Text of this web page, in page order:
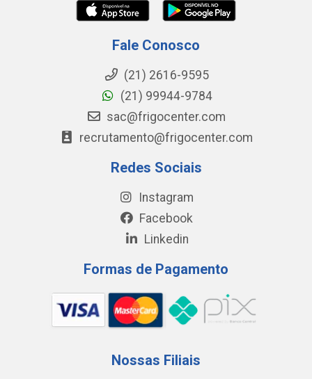
Fale Conosco
(21) 2616-9595
(21) 99944-9784
sac@frigocenter.com
recrutamento@frigocenter.com
Redes Sociais
Instagram
Facebook
Linkedin
Formas de Pagamento
Nossas Filiais